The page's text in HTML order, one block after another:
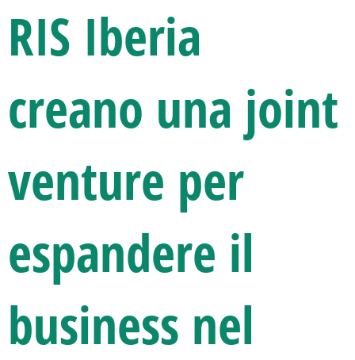
RIS Iberia
creano una joint
venture per
espandere il
business nel